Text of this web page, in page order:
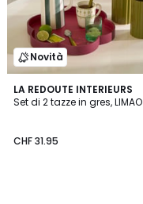
Novità
LA REDOUTE INTERIEURS
Set di 2 tazze in gres, LIMAO
CHF 31.95